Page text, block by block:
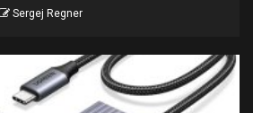
Sergej Regner